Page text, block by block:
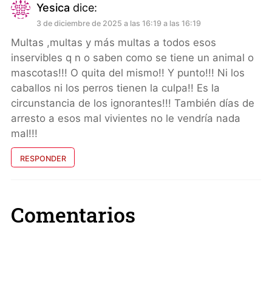
Yesica dice:
3 de diciembre de 2025 a las 16:19 a las 16:19
Multas ,multas y más multas a todos esos
inservibles q n o saben como se tiene un animal o
mascotas!!! O quita del mismo!! Y punto!!! Ni los
caballos ni los perros tienen la culpa!! Es la
circunstancia de los ignorantes!!! También días de
arresto a esos mal vivientes no le vendría nada
mal!!!
RESPONDER
Comentarios